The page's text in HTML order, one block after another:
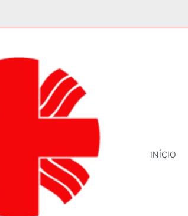
INÍCIO